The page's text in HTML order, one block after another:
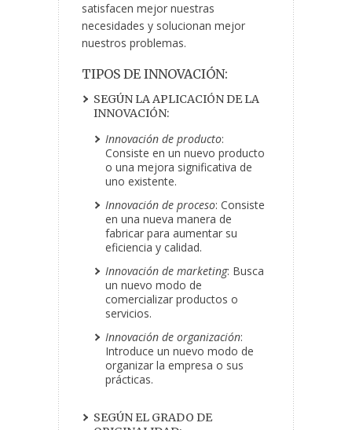
satisfacen mejor nuestras
necesidades y solucionan mejor
nuestros problemas.
TIPOS DE INNOVACIÓN:
SEGÚN LA APLICACIÓN DE LA
INNOVACIÓN:
Innovación de producto:
Consiste en un nuevo producto
o una mejora significativa de
uno existente.
Innovación de proceso: Consiste
en una nueva manera de
fabricar para aumentar su
eficiencia y calidad.
Innovación de marketing: Busca
un nuevo modo de
comercializar productos o
servicios.
Innovación de organización:
Introduce un nuevo modo de
organizar la empresa o sus
prácticas.
SEGÚN EL GRADO DE